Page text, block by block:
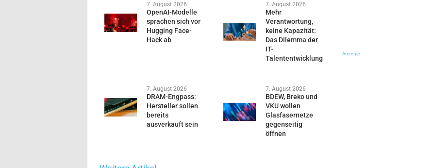
7. August 2026
OpenAI-Modelle
sprachen sich vor
Hugging Face-
Hack ab
7. August 2026
Mehr
Verantwortung,
keine Kapazität:
Das Dilemma der
IT-
Talententwicklung
7. August 2026
DRAM-Engpass:
Hersteller sollen
bereits
ausverkauft sein
7. August 2026
BDEW, Breko und
VKU wollen
Glasfasernetze
gegenseitig
öffnen
Anzeige